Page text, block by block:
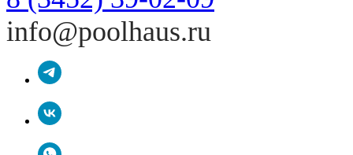
info@poolhaus.ru